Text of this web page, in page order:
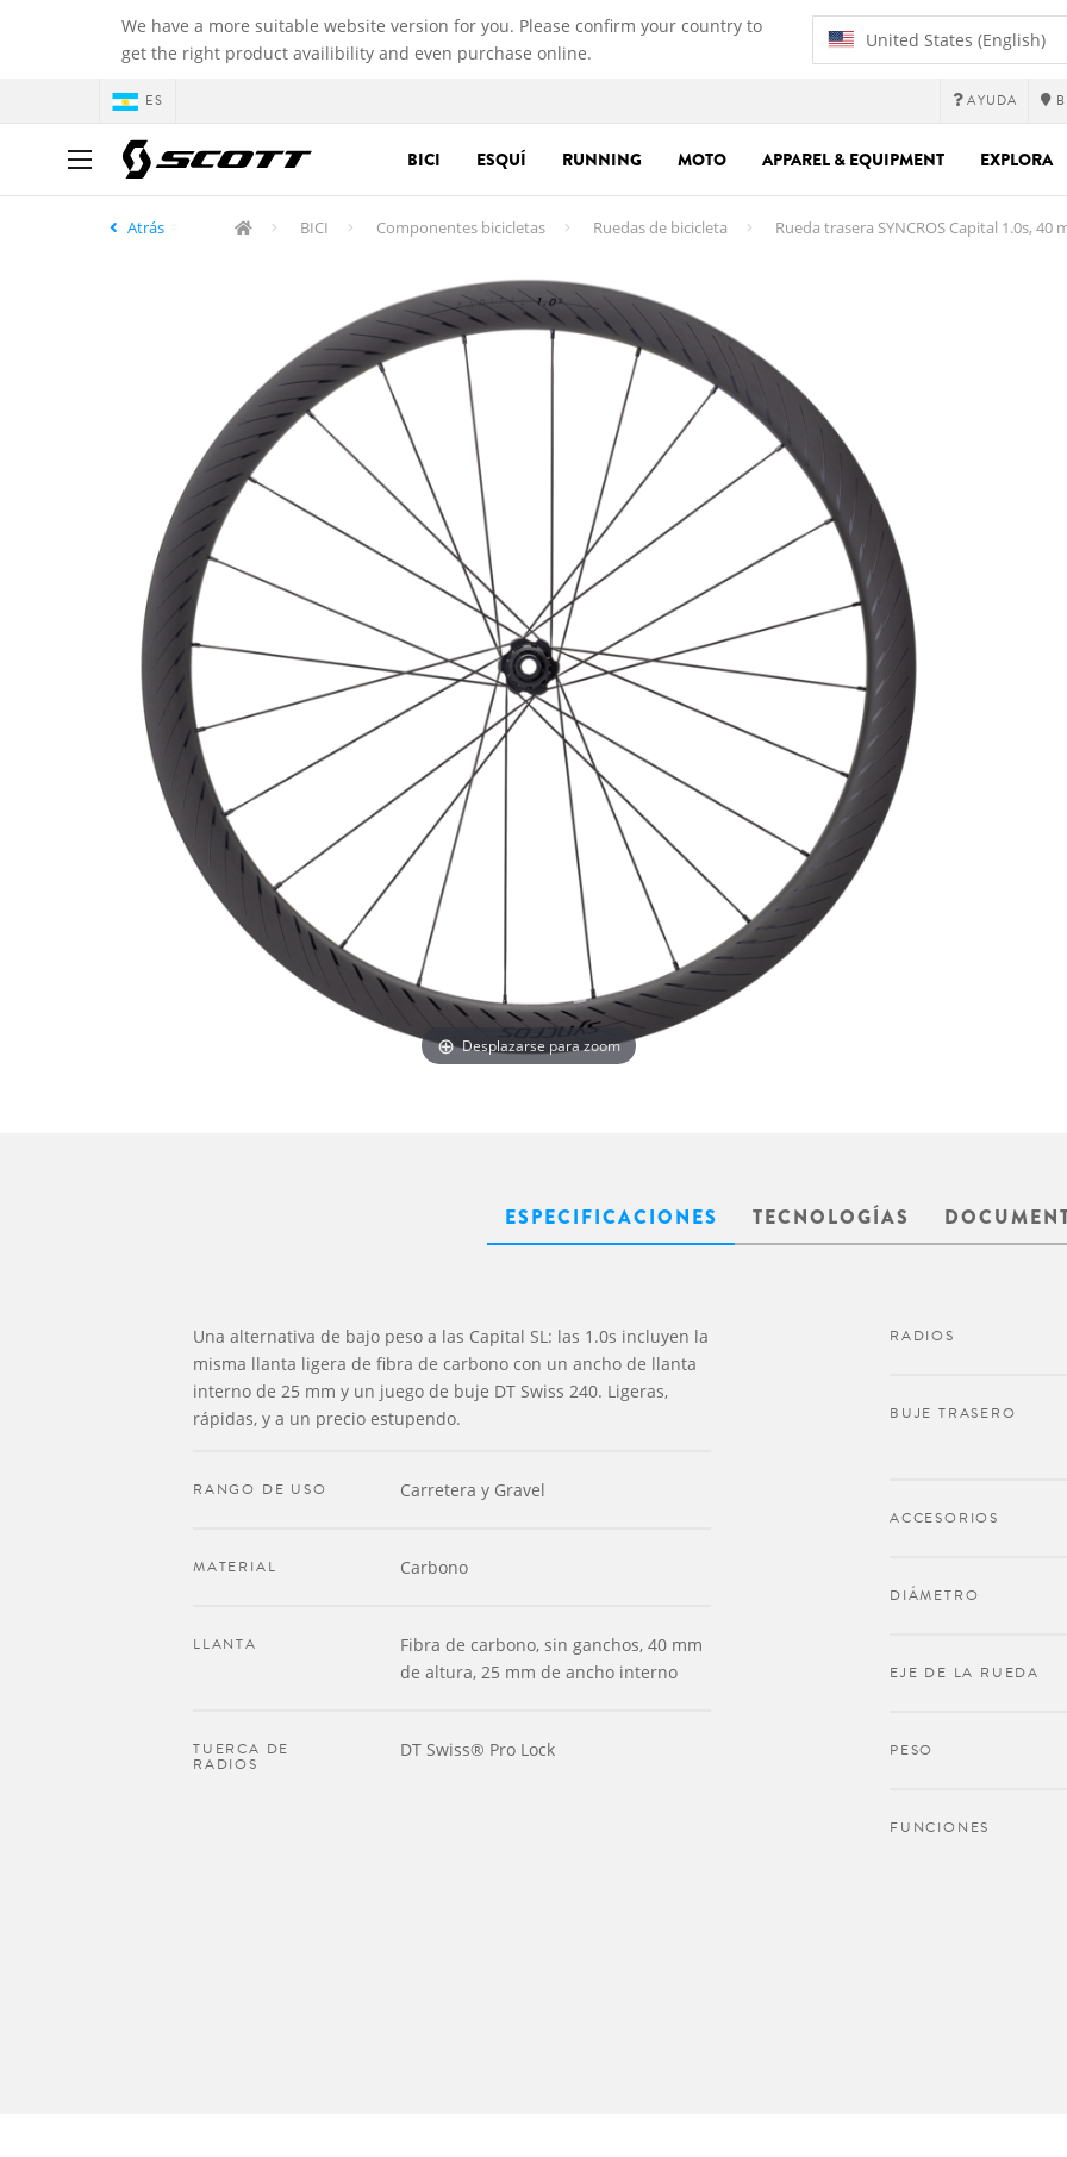
We have a more suitable website version for you. Please confirm your country to
get the right product availibility and even purchase online.
United States (English)
ES AYUDA
BICI ESQUÍ RUNNING MOTO APPAREL & EQUIPMENT EXPLORA
Atrás BICI Componentes bicicletas Ruedas de bicicleta Rueda trasera SYNCROS Capital 1.0s, 40
Desplazarse para zoom
ESPECIFICACIONES TECNOLOGÍAS
Una alternativa de bajo peso a las Capital SL: las 1.0s incluyen la
misma llanta ligera de fibra de carbono con un ancho de llanta
interno de 25 mm y un juego de buje DT Swiss 240. Ligeras,
rápidas, y a un precio estupendo.
RANGO DE USO Carretera y Gravel
MATERIAL Carbono
LLANTA
Fibra de carbono, sin ganchos, 40 mm
de altura, 25 mm de ancho interno
TUERCA DE
RADIOS
DT Swiss® Pro Lock
RADIOS
BUJE TRASERO
ACCESORIOS
DIÁMETRO
EJE DE LA RUEDA
PESO
FUNCIONES